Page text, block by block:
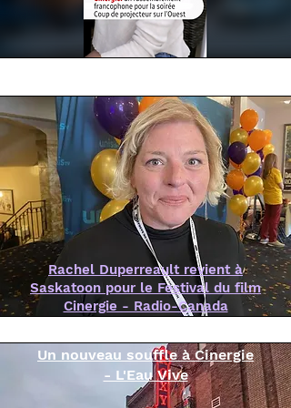
Rachel Duperreault revient à
Saskatoon pour le Festival du film
Cinergie - Radio-Canada
Un nouveau souffle à Cinergie
- L'Eau Vive